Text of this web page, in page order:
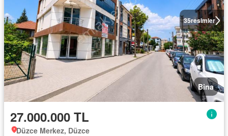
35resimler
Bina
27.000.000 TL
Düzce Merkez, Düzce